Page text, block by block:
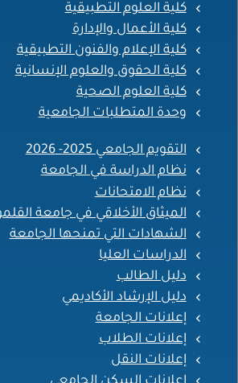
كلية العلوم التطبيقية
كلية الأعمال والإدارة
كلية الإعلام والفنون التطبيقية
كلية الحقوق والعلوم الإنسانية
كلية العلوم الصحية
وحدة المتطلبات الجامعية
التقويم الجامعي 2025- 2026
نظام الدراسة في الجامعة
نظام الامتحانات
الميثاق الأخلاقي في جامعة
الشهادات التي تمنحها الجامعة
الدراسات العليا
دليل الطالب
دليل الإرشاد الأكاديمي
إعلانات الجامعة
إعلانات الطلاب
إعلانات النقل